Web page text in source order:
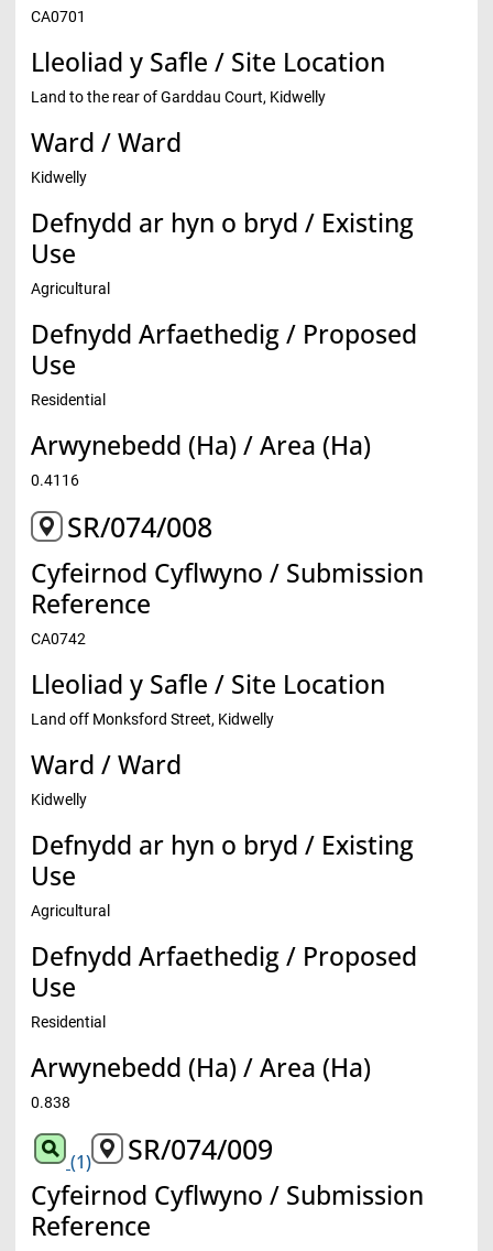
CA0701
Lleoliad y Safle / Site Location
Land to the rear of Garddau Court, Kidwelly
Ward / Ward
Kidwelly
Defnydd ar hyn o bryd / Existing
Use
Agricultural
Defnydd Arfaethedig / Proposed
Use
Residential
Arwynebedd (Ha) / Area (Ha)
0.4116
SR/074/008
Cyfeirnod Cyflwyno / Submission
Reference
CA0742
Lleoliad y Safle / Site Location
Land off Monksford Street, Kidwelly
Ward / Ward
Kidwelly
Defnydd ar hyn o bryd / Existing
Use
Agricultural
Defnydd Arfaethedig / Proposed
Use
Residential
Arwynebedd (Ha) / Area (Ha)
0.838
(1) SR/074/009
Cyfeirnod Cyflwyno / Submission
Reference